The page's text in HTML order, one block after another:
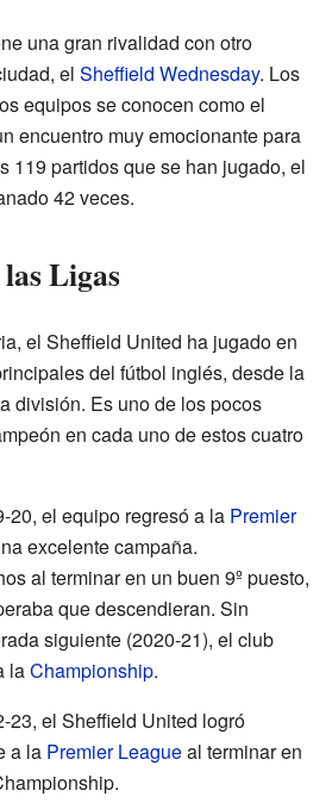
una gran rivalidad con otro
el Sheffield Wednesday. Los
equipos se conocen como el
encuentro muy emocionante para
119 partidos que se han jugado, el
42 veces.
Ligas
el Sheffield United ha jugado en
del fútbol inglés, desde la
división. Es uno de los pocos
en cada uno de estos cuatro
20, el equipo regresó a la Premier
excelente campaña.
al terminar en un buen 9º puesto,
que descendieran. Sin
siguiente (2020-21), el club
laChampionship.
23, el Sheffield United logró
a la Premier Leagueal terminar en